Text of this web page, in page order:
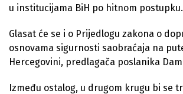
u institucijama BiH po hitnom postupku.
Glasat će se i o Prijedlogu zakona o
osnovama sigurnosti saobraćaja na
Hercegovini, predlagača poslanika
Između ostalog, u drugom krugu bi se